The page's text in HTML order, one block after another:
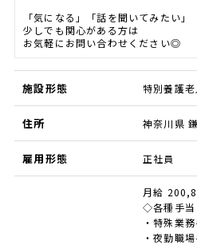
「気になる」「話を聞いてみたい」
少しでも関心がある方は
お気軽にお問い合わせください◎
施設形態 特別養護
住所 神奈川県
雇用形態 正社員
月給
◇各種手当
・特殊業
・夜勤職